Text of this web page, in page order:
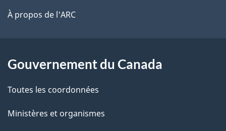
a
a
g
e
t
a
t
i
site
À propos de l'ARC
Gouvernement du Canada
Toutes les coordonnées
Ministères et organismes